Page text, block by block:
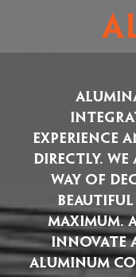
experience
directly.
way of
beautiful
maximum.
innovate
aluminum